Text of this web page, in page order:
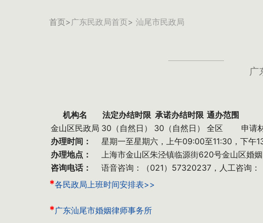
首页> 广东民政局首页> 汕尾市民政局
广
机构名 法定办结时限 承诺办结时限 通办范围
金山区民政局 30（自然日） 30（自然日） 全区
申请
办理时间：
星期一至星期六，上午09:00至11:30，下午
办理地点：
上海市金山区朱泾镇临源街620号金山区婚
咨询电话：
语音咨询：（021）57320237，人工咨询：
*各民政局上班时间安排表>>
*广东汕尾市婚姻律师事务所